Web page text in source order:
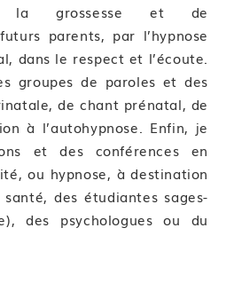
la grossesse et de
parents, par l’hypnose
dans le respect et l’écoute.
groupes de paroles et des
de chant prénatal, de
à l’autohypnose. Enfin, je
et des conférences en
ou hypnose, à destination
des étudiantes sages-
des psychologues ou du